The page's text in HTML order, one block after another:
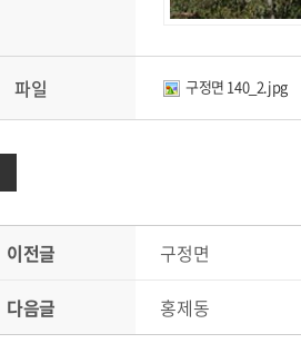
파일 구정면 140_2.jpg
이전글 구정면
다음글 홍제동